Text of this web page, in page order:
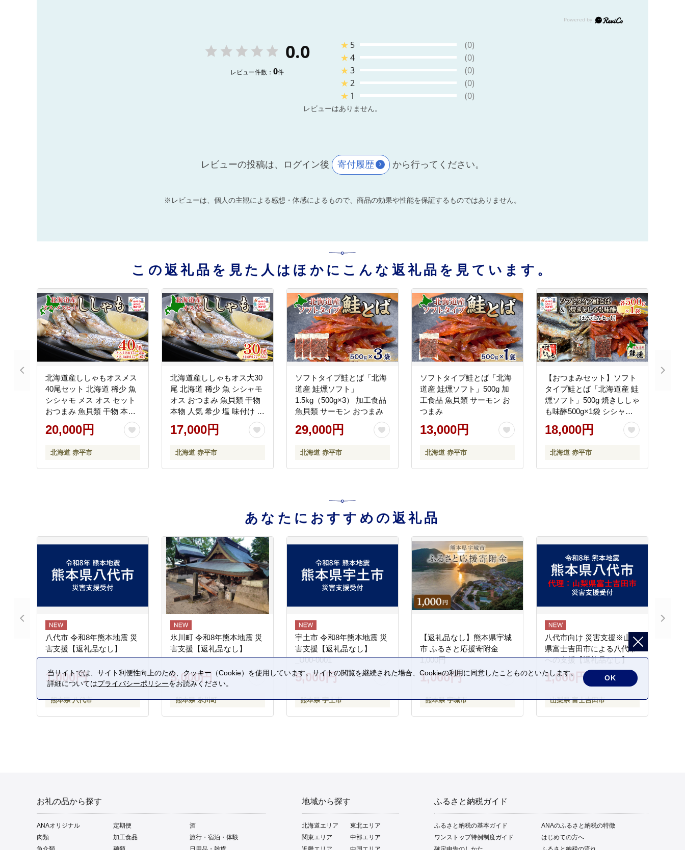
0.0
レビュー件数： 0件
★ 5
(0)
★4
(0)
★3
(0)
★2
(0)
★ 1 (0)
レビューはありません。
レビューの投稿は、ログイン後 寄付履歴 から行ってください。
※レビューは、個人の主観による感想・体感によるもので、商品の効果や性能を保証するものではありません。
この返礼品を見た人はほかにこんな返礼品を見ています。
北海道産ししゃもオスメス
40尾セット 北海道 稀少 魚
シシャモ メス オス セット
おつまみ 魚貝類 干物 本物
人気 希少 塩 味付け 脂のり
旨み 美味しい 大きい
20,000円
北海道 赤平市
北海道産ししゃもオス大30
尾 北海道 稀少 魚 シシャモ
オス おつまみ 魚貝類 干物
本物 人気 希少 塩 味付け 脂
のり 旨み 美味しい 大きい
17,000円
北海道 赤平市
ソフトタイプ鮭とば「北海
道産 鮭燻ソフト」
1.5kg（500g×3） 加工食品
魚貝類 サーモン おつまみ
29,000円
北海道 赤平市
ソフトタイプ鮭とば「北海
道産 鮭燻ソフト」500g 加
工食品 魚貝類 サーモン お
つまみ
13,000円
北海道 赤平市
【おつまみセット】ソフト
タイプ鮭とば「北海道産 鮭
燻ソフト」500g 焼きししゃ
も味醂500g×1袋 シシャモ
おつまみ 酒の肴 おやつ 魚
貝類 骨なし
18,000円
北海道 赤平市
あなたにおすすめの返礼品
八代市 令和8年熊本地震 災
害支援【返礼品なし】
1,000円
熊本県 八代市
氷川町 令和8年熊本地震 災
害支援【返礼品なし】
5,000円
熊本県 氷川町
宇土市 令和8年熊本地震 災
害支援【返礼品なし】
_U00-0001
5,000円
熊本県 宇土市
【返礼品なし】熊本県宇城
市 ふるさと応援寄附金
1,000円
1,000円
熊本県 宇城市
八代市向け 災害支援※山梨
県富士吉田市による八代市
への支援【返礼品なし】
1,000円
山梨県 富士吉田市
お礼の品から探す
ANAオリジナル 定期便
酒
肉類
加工食品
旅行・宿泊・体験
地域から探す
北海道エリア
東北エリア
関東エリア
中部エリア
ふるさと納税ガイド
ふるさと納税の基本ガイド
ANAのふるさと納税の特徴
ワンストップ特例制度ガイド
はじめての方へ
当サイトでは、サイト利便性向上のため、クッキー（Cookie）を使用しています。サイトの閲覧を継続された場合、Cookieの利用に同意したことものといたします。
詳細についてはプライバシーポリシーをお読みください。
OK